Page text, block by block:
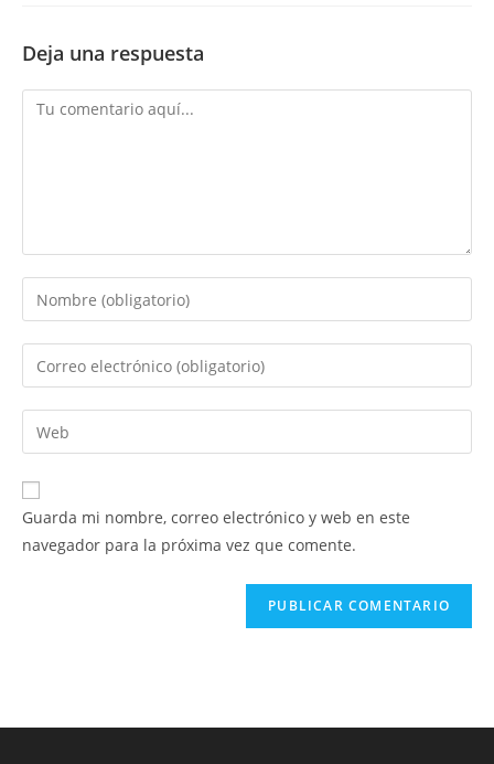
Deja una respuesta
Comentario
Introduce
tu
nombre
de
usuario
para
comentar
Introduce
tu
dirección
de
electrónico
para
comentar
Introduce
la
URL
de
Guarda mi nombre, correo electrónico y web en este
navegador para la próxima vez que comente.